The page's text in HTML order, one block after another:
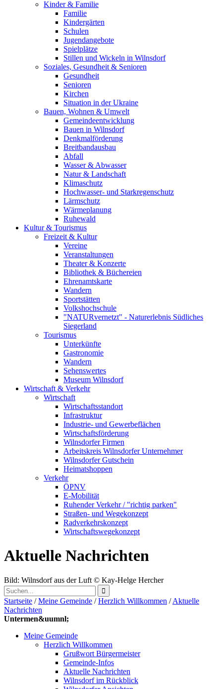
Kinder & Familie
Familie
Kindergärten
Schulen
Jugendangebote
Spielplätze
Stillen und Wickeln in Wilnsdorf
Soziales, Gesundheit & Senioren
Gesundheit
Senioren
Kirchen
Situation in der Ukraine
Bauen, Wohnen & Umwelt
Gemeindeentwicklung
Bauen in Wilnsdorf
Denkmalförderung
Breitbandausbau
Abfall
Wasser & Abwasser
Natur & Landschaft
Klimaschutz
Hochwasser- und Starkregenschutz
Lärmschutz
Wärmeplanung
Ruhewald
Kultur & Tourismus
Freizeit & Kultur
Vereine
Veranstaltungen
Theater & Konzerte
Bibliothek & Büchereien
Ehrenamtskarte
Wandern
Sportstätten
Volkshochschule
"NATURvernetzt" - Naturerlebnis Südliches
Siegerland
Tourismus
Unterkünfte
Gastronomie
Wandern
Sehenswertes
Museum Wilnsdorf
Wirtschaft & Verkehr
Wirtschaft
Wirtschaftsstandort
Infrastruktur
Industrie- und Gewerbeflächen
Wirtschaftsförderung
Wilnsdorfer Firmen
Arbeitskreis Wilnsdorfer Unternehmer
Wilnsdorfer Gutschein
Heimatshoppen
Verkehr
ÖPNV
E-Mobilität
Ruhender Verkehr / "richtig parken"
Straßen- und Wegekonzept
Radverkehrskonzept
Wirtschaftswegekonzept
Aktuelle Nachrichten
Bild: Wilnsdorf aus der Luft © Kay-Helge Hercher
Startseite /Meine Gemeinde /Herzlich Willkommen /Aktuelle
Nachrichten
Untermen&uumnl;
Meine Gemeinde
Herzlich Willkommen
Grußwort Bürgermeister
Gemeinde-Infos
Aktuelle Nachrichten
Wilnsdorf im Rückblick